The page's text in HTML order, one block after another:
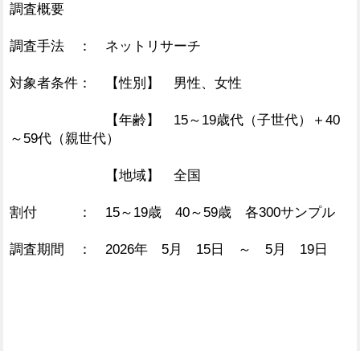
調査概要
調査手法 ： ネットリサーチ
対象者条件： 【性別】 男性、女性
【年齢】 15～19歳代（子世代）＋40
～59代（親世代）
【地域】 全国
割付 ： 15～19歳 40～59歳 各300サンプル
調査期間 ： 2026年 5月 15日 ～ 5月 19日